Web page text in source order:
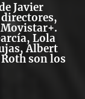
Javier
Lola
Albert
son los